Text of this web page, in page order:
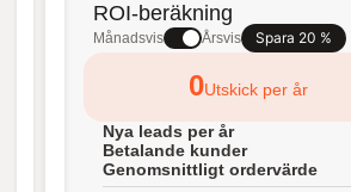
ROI-beräkning
Månadsvis Årsvis Spara 20 %
0Utskick per år
Nya leads per år
Betalande kunder
Genomsnittligt ordervärde